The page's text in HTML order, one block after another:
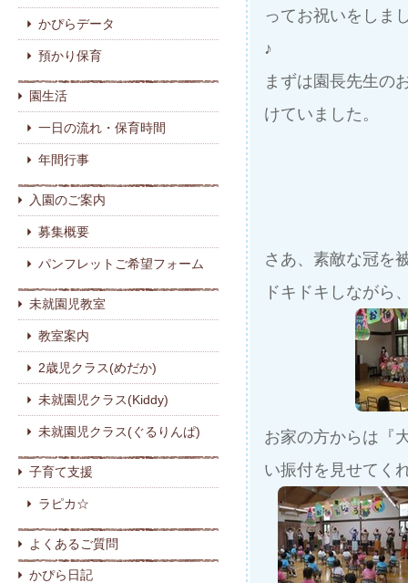
かぴらデータ
預かり保育
園生活
一日の流れ・保育時間
年間行事
入園のご案内
募集概要
パンフレットご希望フォーム
未就園児教室
教室案内
2歳児クラス(めだか)
未就園児クラス(Kiddy)
未就園児クラス(ぐるりんぱ)
子育て支援
ラピカ☆
よくあるご質問
かぴら日記
ってお祝いをしま
♪
まずは園長先生の
けていました。
さあ、素敵な冠を
ドキドキしながら
お家の方からは『
い振付を見せてく